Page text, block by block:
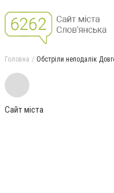
Головна Обстріли неподалік
Сайт міста